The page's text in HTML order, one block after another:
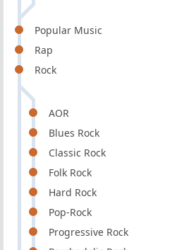
Popular Music
Rap
Rock
AOR
Blues Rock
Classic Rock
Folk Rock
Hard Rock
Pop-Rock
Progressive Rock